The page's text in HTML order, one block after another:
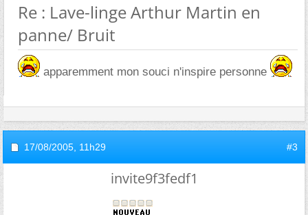
Re : Lave-linge Arthur Martin en
panne/ Bruit
apparemment mon souci n'inspire personne
17/08/2005, 11h29 #3
invite9f3fedf1